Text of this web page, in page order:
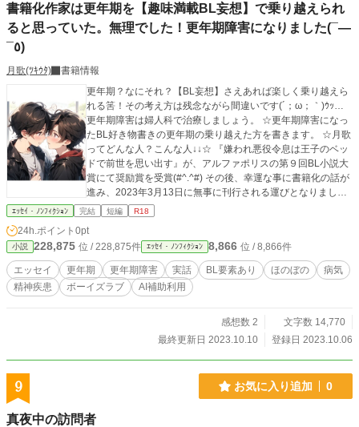
書籍化作家は更年期を【趣味満載BL妄想】で乗り越えられ
ると思っていた。無理でした！更年期障害になりました(¯―
¯٥)
月歌(ﾂｷｳﾀ)
書籍情報
更年期？なにそれ？【BL妄想】さえあれば楽しく乗り越えら
れる筈！その考え方は残念ながら間違いです(´；ω；｀)ｳｯ…
更年期障害は婦人科で治療しましょう。 ☆更年期障害になっ
たBL好き物書きの更年期の乗り越えた方を書きます。 ☆月歌
ってどんな人？こんな人↓↓☆ 『嫌われ悪役令息は王子のベッ
ドで前世を思い出す』が、アルファポリスの第９回BL小説大
賞にて奨励賞を受賞(#^.^#) その後、幸運な事に書籍化の話が
進み、2023年3月13日に無事に刊行される運びとなりまし
た。４９歳で商業BL作家としてデビューさせていただく機会
ｴｯｾｲ・ﾉﾝﾌｨｸｼｮﾝ 完結 短編 R18
24h.ポイント 0pt
小説 228,875 位 / 228,875件 ｴｯｾｲ・ﾉﾝﾌｨｸｼｮﾝ 8,866 位 / 8,866件
エッセイ 更年期 更年期障害 実話 BL要素あり ほのぼの
病気
精神疾患
ボーイズラブ AI補助利用
感想数 2
文字数 14,770
最終更新日 2023.10.10
登録日 2023.10.06
9 お気に入り追加 0
真夜中の訪問者